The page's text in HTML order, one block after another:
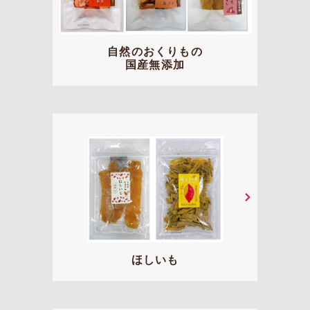
自然のおくりもの
国産無添加
ほしいも